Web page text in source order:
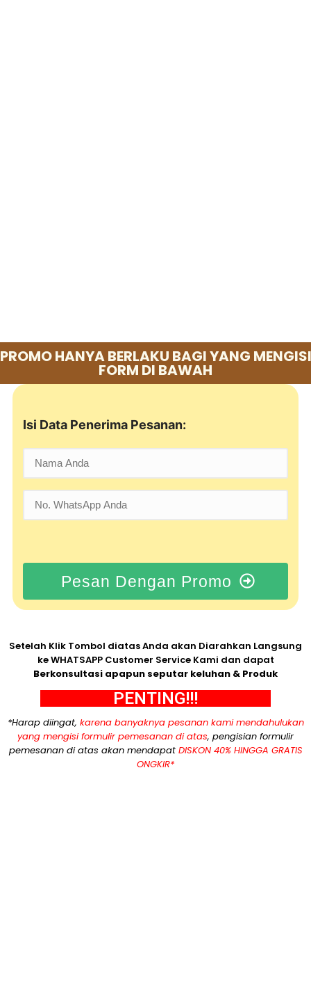
PROMO HANYA BERLAKU BAGI YANG MENGISI
FORM DI BAWAH
Isi Data Penerima Pesanan:
Pesan Dengan Promo
Setelah Klik Tombol diatas Anda akan Diarahkan Langsung
ke WHATSAPP Customer Service Kami dan dapat
Berkonsultasi apapun seputar keluhan & Produk
PENTING!!!
*Harap diingat, karena banyaknya pesanan kami mendahulukan
yang mengisi formulir pemesanan di atas, pengisian formulir
pemesanan di atas akan mendapat DISKON 40% HINGGA GRATIS
ONGKIR*